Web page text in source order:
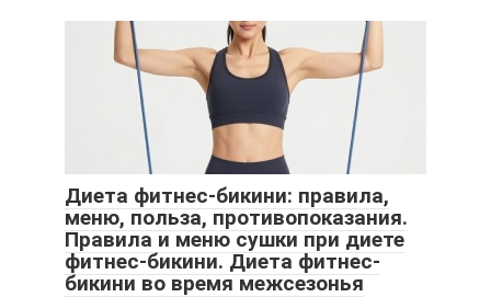
Диета фитнес-бикини: правила,
меню, польза, противопоказания.
Правила и меню сушки при диете
фитнес-бикини. Диета фитнес-
бикини во время межсезонья